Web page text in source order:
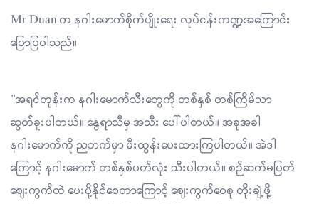
Mr Duan က နဂါးမောက်စိုက်ပျိုးရေး လုပ်ငန်းကဏ္ဍအကြောင်း
ပြောပြပါသည်။
"အရင်တုန်းက နဂါးမောက်သီးတွေကို တစ်နှစ် တစ်ကြိမ်သာ
ဆွတ်ခူးပါတယ်။ နွေရာသီမှ အသီး ပေါ်ပါတယ်။ အခုအခါ
နဂါးမောက်ကို ညဘက်မှာ မီးထွန်းပေးထားကြပါတယ်။ အဲဒါ
ကြောင့် နဂါးမောက် တစ်နှစ်ပတ်လုံး သီးပါတယ်။ စဉ်ဆက်မပြတ်
ဈေးကွက်ထဲ ပေးပို့နိုင်စေတာကြောင့် ဈေးကွက်ဝေစု တိုးချဲ့ဖို့